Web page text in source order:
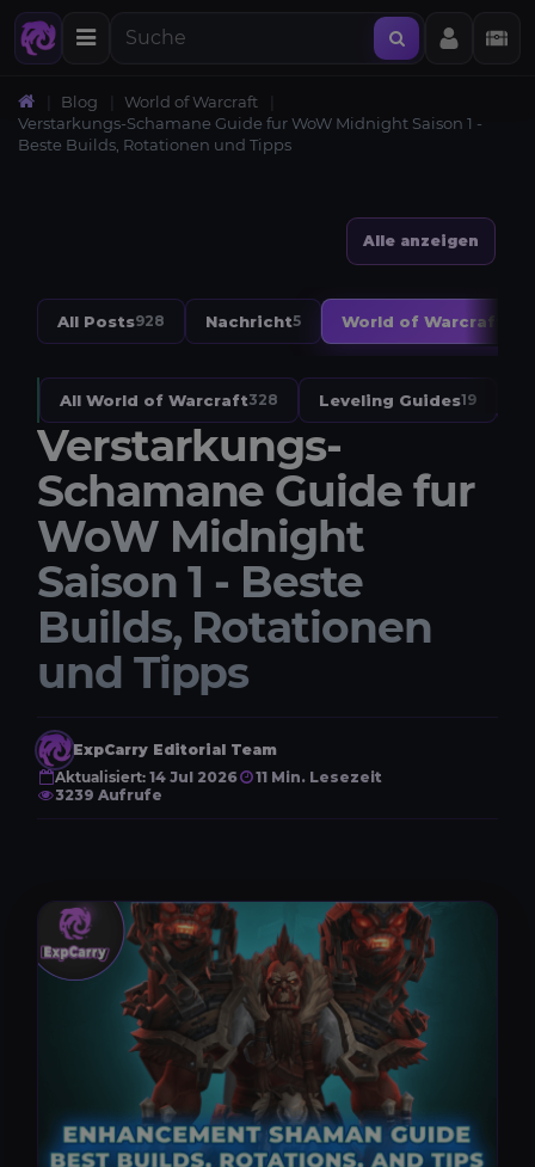
Blog
World of Warcraft
Verstarkungs-Schamane Guide fur WoW Midnight Saison 1 -
Beste Builds, Rotationen und Tipps
Alle anzeigen
All Posts928 Nachricht5 World of Warcraft
All World of Warcraft328 Leveling Guides19
Verstarkungs-
Schamane Guide fur
WoW Midnight
Saison 1 - Beste
Builds, Rotationen
und Tipps
ExpCarry Editorial Team
Aktualisiert: 14 Jul 2026
11 Min. Lesezeit
3239 Aufrufe